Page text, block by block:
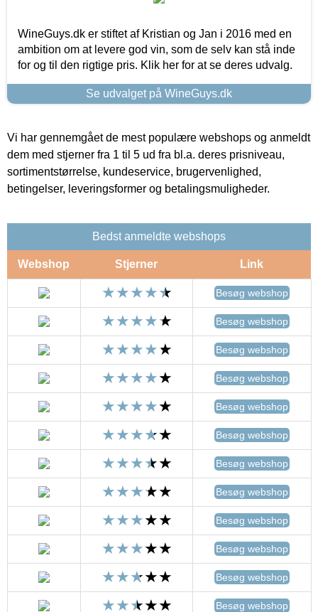
WineGuys.dk er stiftet af Kristian og Jan i 2016 med en
ambition om at levere god vin, som de selv kan stå inde
for og til den rigtige pris. Klik her for at se deres udvalg.
Se udvalget på WineGuys.dk
Vi har gennemgået de mest populære webshops og anmeldt
dem med stjerner fra 1 til 5 ud fra bl.a. deres prisniveau,
sortimentstørrelse, kundeservice, brugervenlighed,
betingelser, leveringsformer og betalingsmuligheder.
Bedst anmeldte webshops
Webshop Stjerner Link
Besøg webshop
Besøg webshop
Besøg webshop
Besøg webshop
Besøg webshop
Besøg webshop
Besøg webshop
Besøg webshop
Besøg webshop
Besøg webshop
Besøg webshop
Besøg webshop